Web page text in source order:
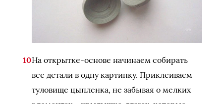
На открытке-основе начинаем собирать
все детали в одну картинку. Приклеиваем
туловище цыпленка, не забывая о мелких